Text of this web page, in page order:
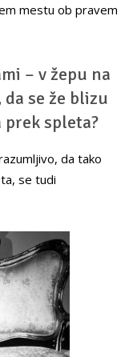
mestu ob pravem
– v žepu na
se že blizu
prek spleta?
da tako
se tudi